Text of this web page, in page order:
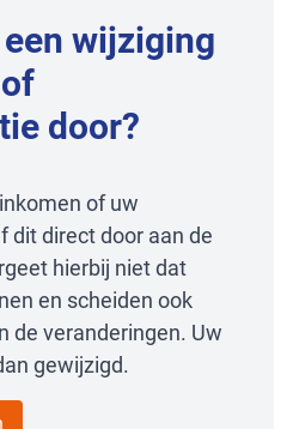
wijziging
door?
of uw
dit direct door aan de
hierbij niet dat
en scheiden ook
de veranderingen. Uw
gewijzigd.